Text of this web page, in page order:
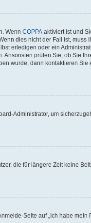
Wenn COPPA aktiviert ist und
dies nicht der Fall ist, muss
erledigen oder ein
Ansonsten prüfen Sie, ob Sie
wurde, dann kontaktieren Sie
Administrator, um
die für längere Zeit keine
Seite auf „Ich habe mein